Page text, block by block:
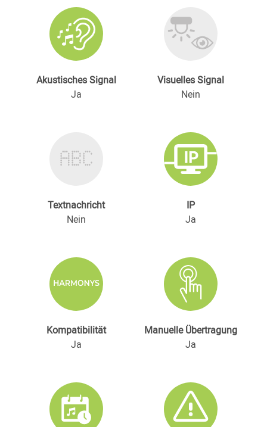
Akustisches Signal
Ja
Visuelles Signal
Nein
Textnachricht
Nein
IP
Ja
Kompatibilität
Ja
Manuelle Übertragung
Ja